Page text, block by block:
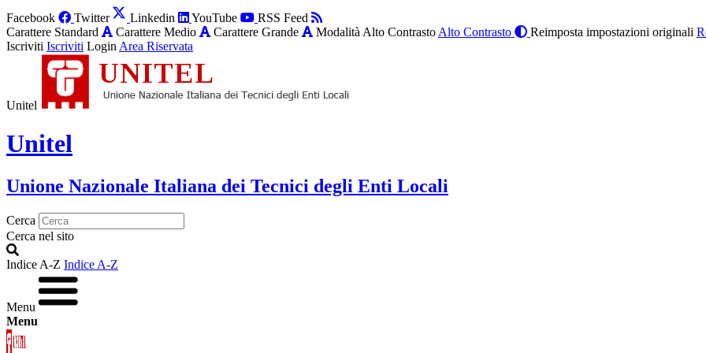
Facebook Twitter Linkedin YouTube
RSS Feed
Carattere Standard
Carattere Medio Carattere Grande Modalità Alto Contrasto Alto Contrasto Reimposta impostazioni originali
Iscriviti Iscriviti Login Area Riservata
Unitel
Unitel
Unione Nazionale Italiana dei Tecnici degli Enti Locali
Cerca
Cerca nel sito
Indice A-Z Indice A-Z
Menu
Menu